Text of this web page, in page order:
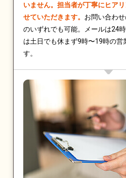
いません。担当者が丁寧にヒア
せていただきます。 お問い合わ
のいずれでも可能。メールは24
は土日でも休まず9時〜19時の営
す。